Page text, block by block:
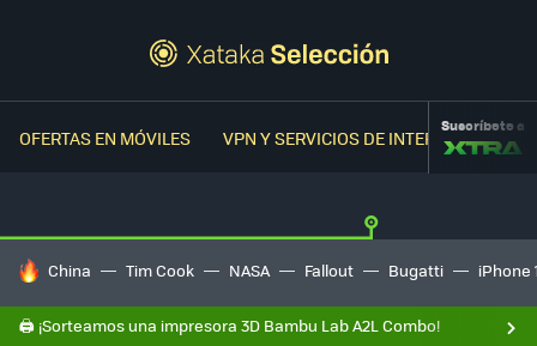
OFERTAS EN MÓVILES VPN Y SERVICIOS DE INTERNETSuscríbete a
HOY SE HABLA DE
China Tim Cook NASA Fallout Bugatti iPhone
🖨️ ¡Sorteamos una impresora 3D Bambu Lab A2L Combo!